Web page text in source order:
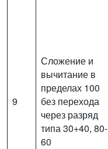
9
Сложение и
вычитание в
пределах 100
без перехода
через разряд
типа 30+40, 80-
60